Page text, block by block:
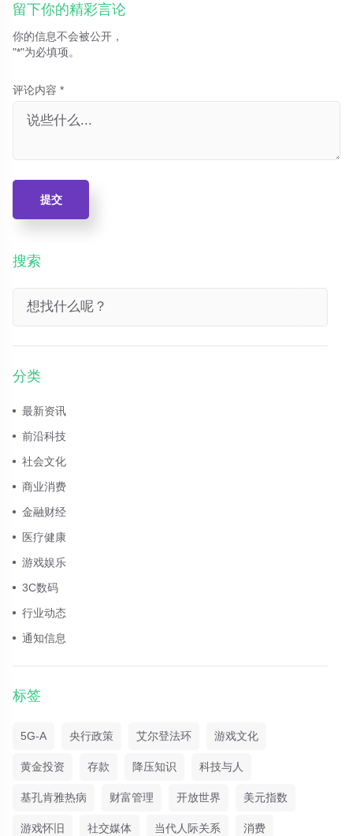
留下你的精彩言论
你的信息不会被公开，
"*"为必填项。
评论内容 *
提交
搜索
分类
最新资讯
前沿科技
社会文化
商业消费
金融财经
医疗健康
游戏娱乐
3C数码
行业动态
通知信息
标签
5G-A 央行政策 艾尔登法环 游戏文化
黄金投资 存款 降压知识 科技与人
基孔肯雅热病 财富管理 开放世界 美元指数
游戏怀旧 社交媒体 当代人际关系 消费